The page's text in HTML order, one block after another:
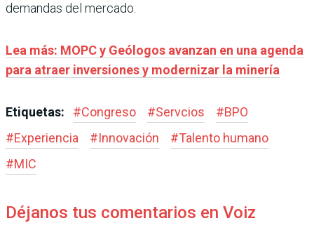
demandas del mercado.
Lea más: MOPC y Geólogos avanzan en una agenda
para atraer inversiones y modernizar la minería
Etiquetas: #Congreso #Servcios #BPO
#Experiencia #Innovación #Talento humano
#MIC
Déjanos tus comentarios en Voiz